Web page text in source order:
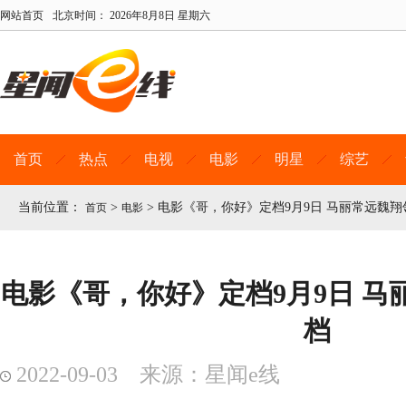
网站首页 北京时间： 2026年8月8日 星期六
首页 热点 电视 电影 明星 综艺
当前位置： 首页 > 电影 > 电影《哥，你好》定档9月9日 马丽常远魏
电影《哥，你好》定档9月9日 马
档
2022-09-03 来源：星闻e线